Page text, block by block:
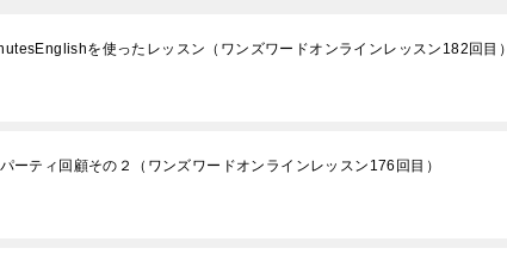
を使ったレッスン（ワンズワードオンラインレッスン182回目）
ーティ回顧その２（ワンズワードオンラインレッスン176回目）